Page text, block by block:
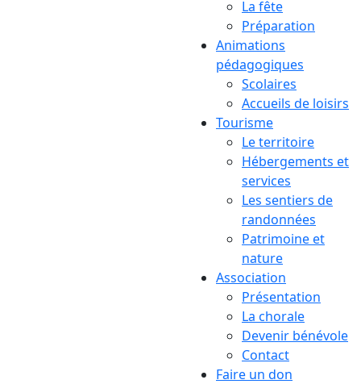
La fête
Préparation
Animations
pédagogiques
Scolaires
Accueils de loisirs
Tourisme
Le territoire
Hébergements et
services
Les sentiers de
randonnées
Patrimoine et
nature
Association
Présentation
La chorale
Devenir bénévole
Contact
Faire un don